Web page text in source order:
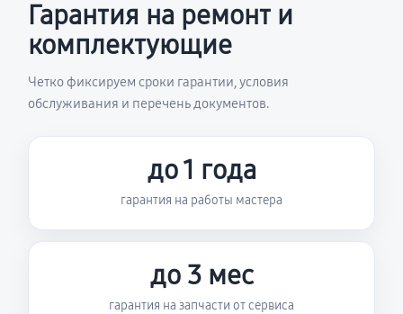
Гарантия на ремонт и
комплектующие
Четко фиксируем сроки гарантии, условия
обслуживания и перечень документов.
до 1 года
гарантия на работы мастера
до 3 мес
гарантия на запчасти от сервиса